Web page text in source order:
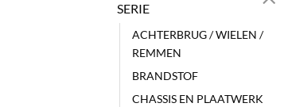
SERIE
ACHTERBRUG / WIELEN /
REMMEN
BRANDSTOF
CHASSIS EN PLAATWERK